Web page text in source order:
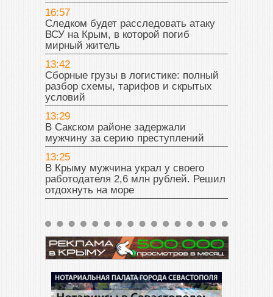
16:57
Следком будет расследовать атаку
ВСУ на Крым, в которой погиб
мирный житель
13:42
Сборные грузы в логистике: полный
разбор схемы, тарифов и скрытых
условий
13:29
В Сакском районе задержали
мужчину за серию преступлений
13:25
В Крыму мужчина украл у своего
работодателя 2,6 млн рублей. Решил
отдохнуть на море